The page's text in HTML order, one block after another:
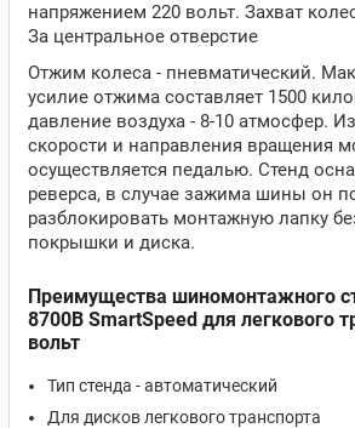
напряжением 220 вольт. Захват
За центральное отверстие
Отжим колеса - пневматический.
усилие отжима составляет 1500
давление воздуха - 8-10 атмосфер.
скорости и направления вращения
осуществляется педалью. Стенд
реверса, в случае зажима шины он
разблокировать монтажную лапку
покрышки и диска.
Преимущества шиномонтажного
8700B SmartSpeed для легкового
вольт
Тип стенда - автоматический
Для дисков легкового транспорта